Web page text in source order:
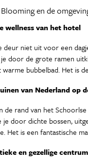
en de
wellness van het hotel
deur niet uit voor een
door de grote ramen
bubbelbad. Het is
van Nederland op
de rand van het
je door dichte bossen,
Het is een fantastische
en gezellige